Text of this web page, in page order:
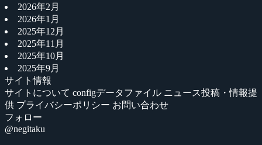
2026年2月
2026年1月
2025年12月
2025年11月
2025年10月
2025年9月
サイト情報
サイトについて configデータファイル ニュース投稿・情報提
供 プライバシーポリシー お問い合わせ
フォロー
@negitaku